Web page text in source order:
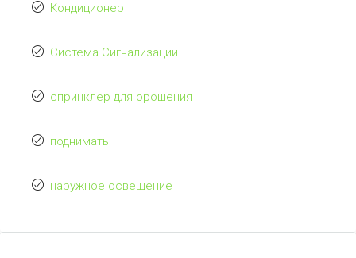
Кондиционер
Система Сигнализации
спринклер для орошения
поднимать
наружное освещение